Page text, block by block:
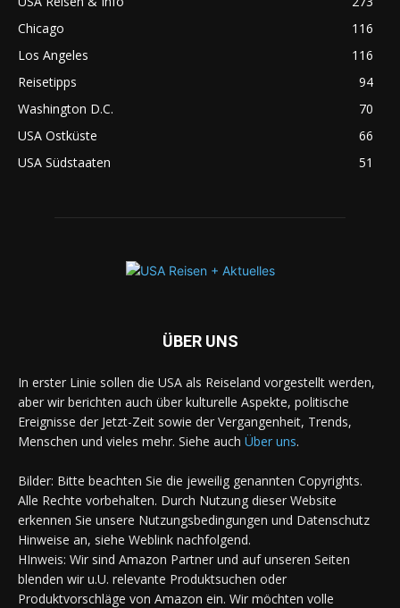
Chicago
116
Los Angeles
116
Reisetipps
94
Washington D.C.
70
USA Ostküste
66
USA Südstaaten
51
ÜBER UNS
In erster Linie sollen die USA als Reiseland vorgestellt werden,
aber wir berichten auch über kulturelle Aspekte, politische
Ereignisse der Jetzt-Zeit sowie der Vergangenheit, Trends,
Menschen und vieles mehr. Siehe auch Über uns.
Bilder: Bitte beachten Sie die jeweilig genannten Copyrights.
Alle Rechte vorbehalten. Durch Nutzung dieser Website
erkennen Sie unsere Nutzungsbedingungen und Datenschutz
Hinweise an, siehe Weblink nachfolgend.
HInweis: Wir sind Amazon Partner und auf unseren Seiten
blenden wir u.U. relevante Produktsuchen oder
Produktvorschläge von Amazon ein. Wir möchten volle